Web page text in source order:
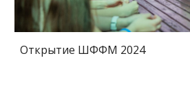
Открытие ШФФМ 2024